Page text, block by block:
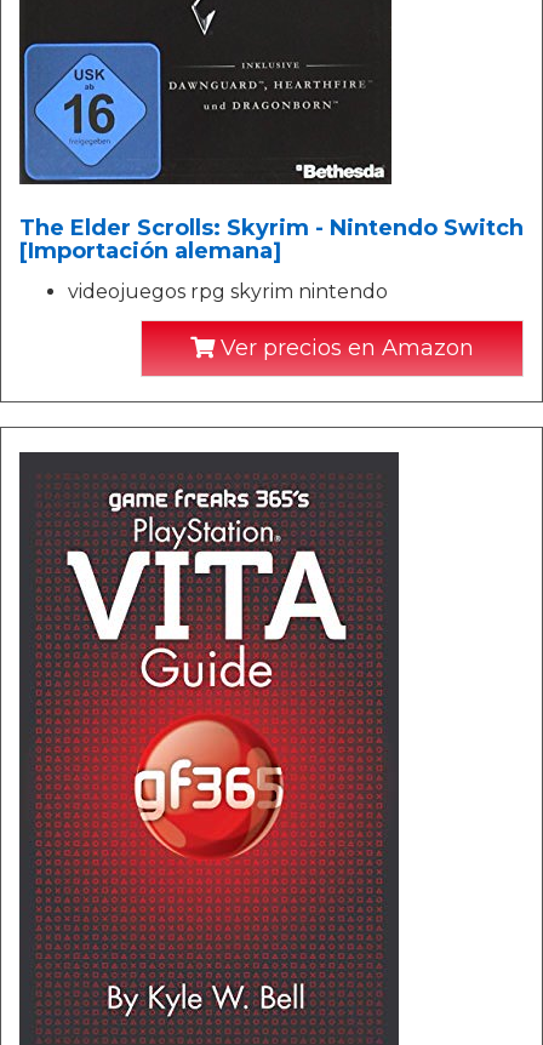
The Elder Scrolls: Skyrim - Nintendo Switch
[Importación alemana]
videojuegos rpg skyrim nintendo
Ver precios en Amazon